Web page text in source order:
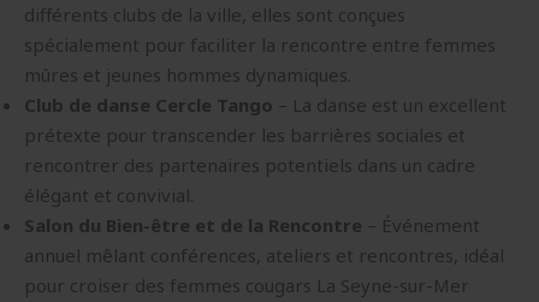
différents clubs de la ville, elles sont conçues
spécialement pour faciliter la rencontre entre femmes
mûres et jeunes hommes dynamiques.
Club de danse Cercle Tango – La danse est un excellent
prétexte pour transcender les barrières sociales et
rencontrer des partenaires potentiels dans un cadre
élégant et convivial.
Salon du Bien-être et de la Rencontre – Événement
annuel mêlant conférences, ateliers et rencontres, idéal
pour croiser des femmes cougars La Seyne-sur-Mer